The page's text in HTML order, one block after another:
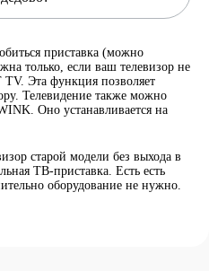
приставка (можно
только, если ваш телевизор не
Эта функция позволяет
Телевидение также можно
Оно устанавливается на
старой модели без выхода в
ТВ-приставка. Есть есть
оборудование не нужно.